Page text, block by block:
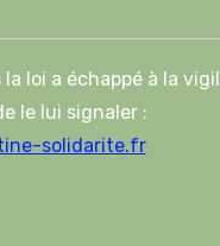
loi a échappé à la
le lui signaler :
solidarite.fr